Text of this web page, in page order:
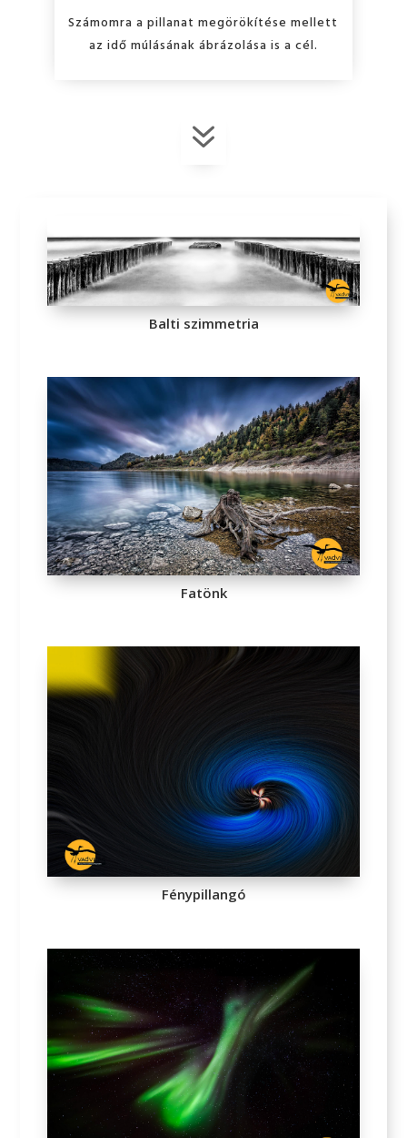
Számomra a pillanat megörökítése mellett
az idő múlásának ábrázolása is a cél.
7
Balti szimmetria
Fatönk
Fénypillangó